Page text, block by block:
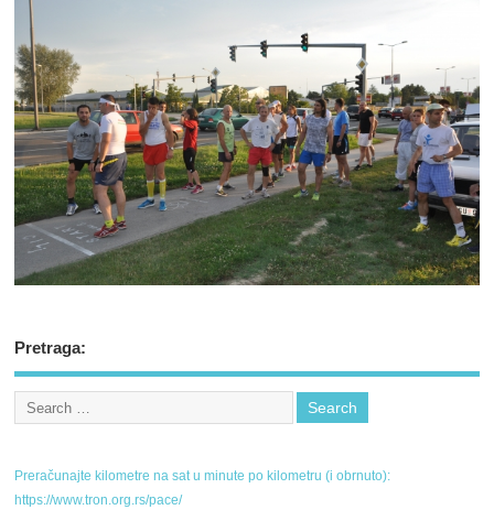
Pretraga:
Preračunajte kilometre na sat u minute po kilometru (i obrnuto):
https://www.tron.org.rs/pace/